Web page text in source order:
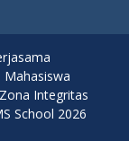
Mahasiswa
Zona Integritas
School 2026